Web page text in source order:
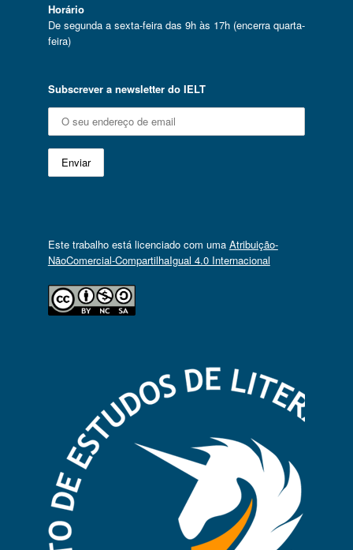
Horário
De segunda a sexta-feira das 9h às 17h (encerra quarta-
feira)
Subscrever a newsletter do IELT
Este trabalho está licenciado com uma Atribuição-
NãoComercial-CompartilhaIgual 4.0 Internacional